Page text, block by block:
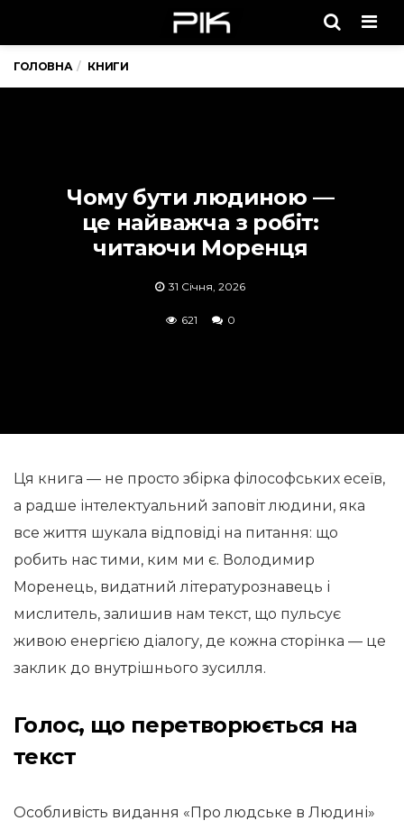
ГОЛОВНА КНИГИ
Чому бути людиною —
це найважча з робіт:
читаючи Моренця
31 Січня, 2026
621 0
Ця книга — не просто збірка філософських есеїв,
а радше інтелектуальний заповіт людини, яка
все життя шукала відповіді на питання: що
робить нас тими, ким ми є. Володимир
Моренець, видатний літературознавець і
мислитель, залишив нам текст, що пульсує
живою енергією діалогу, де кожна сторінка — це
заклик до внутрішнього зусилля.
Голос, що перетворюється на
текст
Особливість видання «Про людське в Людині»